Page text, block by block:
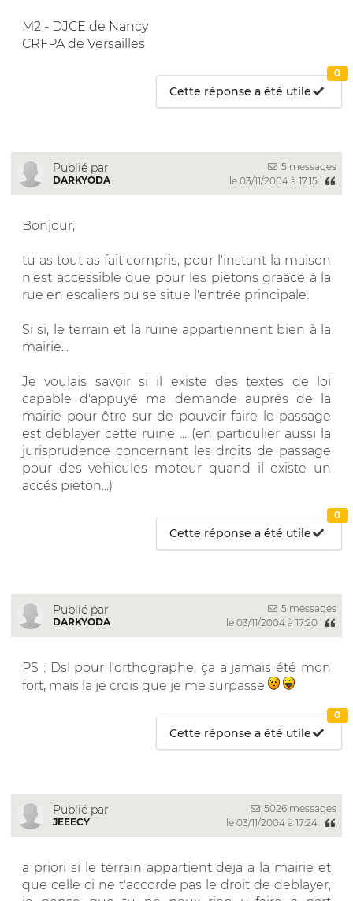
M2 - DJCE de Nancy
CRFPA de Versailles
Cette réponse a été utile
0
Publié par
DARKYODA
5 messages
le 03/11/2004 à 17:15
Bonjour,
tu as tout as fait compris, pour l'instant la maison
n'est accessible que pour les pietons graâce à la
rue en escaliers ou se situe l'entrée principale.
Si si, le terrain et la ruine appartiennent bien à la
mairie...
Je voulais savoir si il existe des textes de loi
capable d'appuyé ma demande auprés de la
mairie pour être sur de pouvoir faire le passage
est deblayer cette ruine ... (en particulier aussi la
jurisprudence concernant les droits de passage
pour des vehicules moteur quand il existe un
accés pieton...)
Cette réponse a été utile
0
Publié par
DARKYODA
5 messages
le 03/11/2004 à 17:20
PS : Dsl pour l'orthographe, ça a jamais été mon
fort, mais la je crois que je me surpasse
Cette réponse a été utile
0
Publié par
JEEECY
5026 messages
le 03/11/2004 à 17:24
a priori si le terrain appartient deja a la mairie et
que celle ci ne t'accorde pas le droit de deblayer,